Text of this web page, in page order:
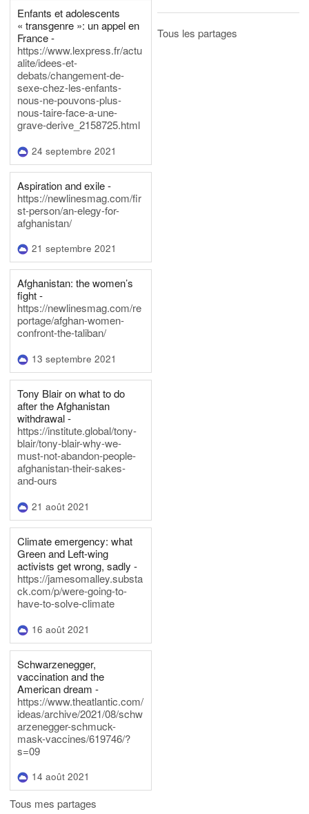
Enfants et adolescents
« transgenre »: un appel en
France -
https://www.lexpress.fr/actu
alite/idees-et-
debats/changement-de-
sexe-chez-les-enfants-
nous-ne-pouvons-plus-
nous-taire-face-a-une-
grave-derive_2158725.html
24 septembre 2021
Aspiration and exile -
https://newlinesmag.com/fir
st-person/an-elegy-for-
afghanistan/
21 septembre 2021
Afghanistan: the women’s
fight -
https://newlinesmag.com/re
portage/afghan-women-
confront-the-taliban/
13 septembre 2021
Tony Blair on what to do
after the Afghanistan
withdrawal -
https://institute.global/tony-
blair/tony-blair-why-we-
must-not-abandon-people-
afghanistan-their-sakes-
and-ours
21 août 2021
Climate emergency: what
Green and Left-wing
activists get wrong, sadly -
https://jamesomalley.substa
ck.com/p/were-going-to-
have-to-solve-climate
16 août 2021
Schwarzenegger,
vaccination and the
American dream -
https://www.theatlantic.com/
ideas/archive/2021/08/schw
arzenegger-schmuck-
mask-vaccines/619746/?
s=09
14 août 2021
Tous mes partages
Tous les partages